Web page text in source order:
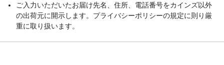
ご入力いただいたお届け先名、住所、電話番号をカインズ以外
の出荷元に開示します。プライバシーポリシーの規定に則り厳
重に取り扱います。